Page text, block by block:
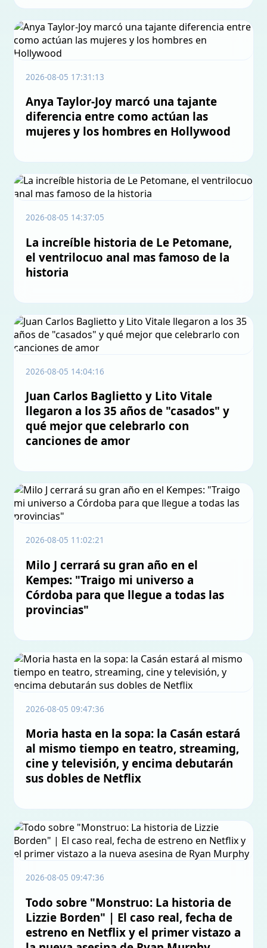
2026-08-05 17:31:13
Anya Taylor-Joy marcó una tajante
diferencia entre como actúan las
mujeres y los hombres en Hollywood
2026-08-05 14:37:05
La increíble historia de Le Petomane,
el ventrilocuo anal mas famoso de la
historia
2026-08-05 14:04:16
Juan Carlos Baglietto y Lito Vitale
llegaron a los 35 años de "casados" y
qué mejor que celebrarlo con
canciones de amor
2026-08-05 11:02:21
Milo J cerrará su gran año en el
Kempes: "Traigo mi universo a
Córdoba para que llegue a todas las
provincias"
2026-08-05 09:47:36
Moria hasta en la sopa: la Casán estará
al mismo tiempo en teatro, streaming,
cine y televisión, y encima debutarán
sus dobles de Netflix
2026-08-05 09:47:36
Todo sobre "Monstruo: La historia de
Lizzie Borden" | El caso real, fecha de
estreno en Netflix y el primer vistazo a